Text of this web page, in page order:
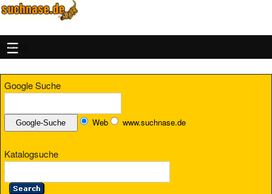
MENU
Google Suche
Web www.suchnase.de
Katalogsuche